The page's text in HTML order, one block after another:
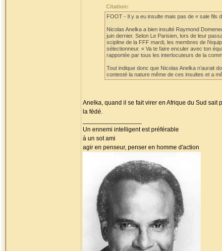
Citation:
FOOT - Il y a eu insulte mais pas de « sale fils
Nicolas Anelka a bien insulté Raymond
juin dernier. Selon Le Parisien, lors de leur
scipline de la FFF mardi, les membres de
sélectionneur. « Va te faire enculer avec ton
rapportée par tous les interlocuteurs de la
Tout indique donc que Nicolas Anelka n’aurait
contesté la nature même de ces insultes et a
Anelka, quand il se fait virer en Afrique du Sud
la fédé.
Un ennemi intelligent est préférable
à un sot ami
agir en penseur, penser en homme d'action